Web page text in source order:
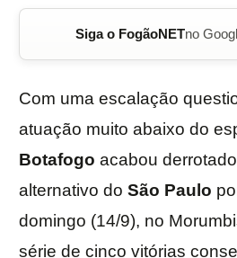
Siga o FogãoNETno
Com uma escalação
atuação muito abaixo do
Botafogo acabou
alternativo do São Paulo
domingo (14/9), no
série de cinco vitórias